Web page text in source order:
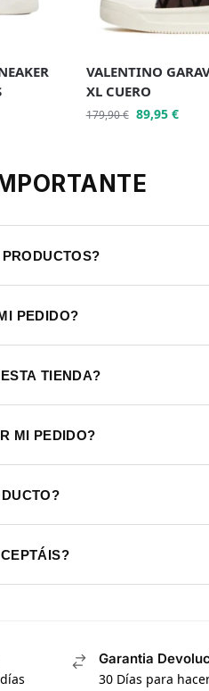
VALENTINO
XL CUERO
179,90€ 89,95 €
PEDIDO?
TIENDA?
MI PEDIDO?
Garantia
30 Días para